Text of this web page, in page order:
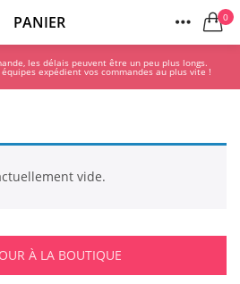
PANIER 0
COMPTE
S'ENREGISTRER
les délais peuvent être un peu plus longs.
expédient vos commandes au plus vite !
vide.
À LA BOUTIQUE